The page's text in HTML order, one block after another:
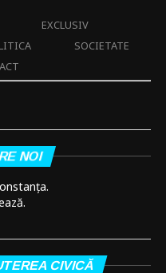
EXCLUSIV
SOCIETATE
NOI
CIVICĂ